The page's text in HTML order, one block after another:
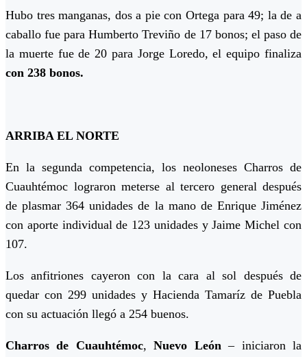
Hubo tres manganas, dos a pie con Ortega para 49; la de a
caballo fue para Humberto Treviño de 17 bonos; el paso de
la muerte fue de 20 para Jorge Loredo, el equipo finaliza
con 238 bonos.
ARRIBA EL NORTE
En la segunda competencia, los neoloneses Charros de
Cuauhtémoc lograron meterse al tercero general después
de plasmar 364 unidades de la mano de Enrique Jiménez
con aporte individual de 123 unidades y Jaime Michel con
107.
Los anfitriones cayeron con la cara al sol después de
quedar con 299 unidades y Hacienda Tamaríz de Puebla
con su actuación llegó a 254 buenos.
Charros de Cuauhtémoc,Nuevo León– iniciaron la